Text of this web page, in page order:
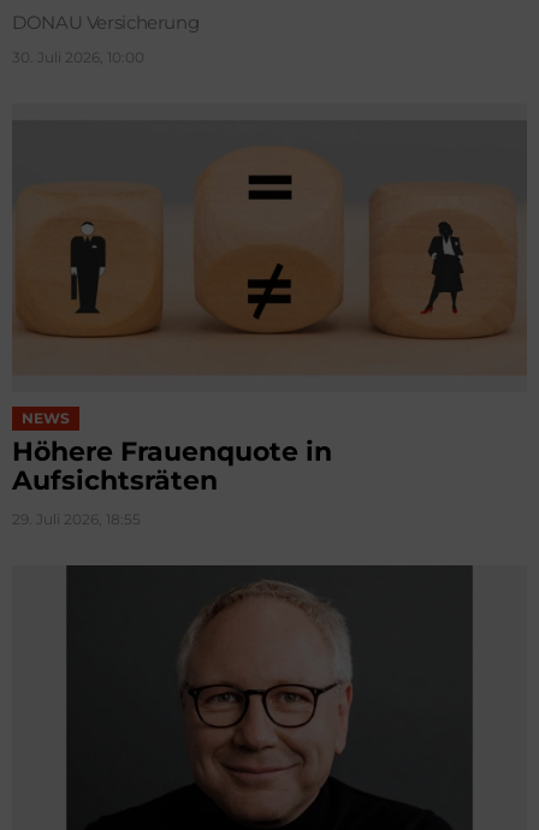
DONAU Versicherung
30. Juli 2026, 10:00
NEWS
Höhere Frauenquote in
Aufsichtsräten
29. Juli 2026, 18:55